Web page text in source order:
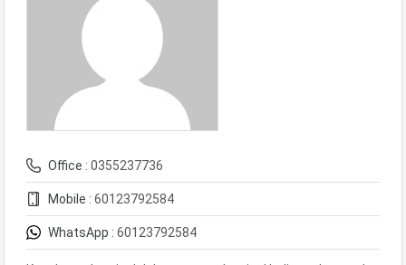
Office : 0355237736
Mobile : 60123792584
WhatsApp : 60123792584